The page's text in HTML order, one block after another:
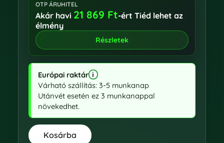
OTP ÁRUHITEL
Akár havi 21 869 Ft-ért Tiéd lehet az
élmény
Részletek
Európai raktár iEU raktár információk megnyitása
Várható szállítás: 3-5 munkanap
Utánvét esetén ez 3 munkanappal
növekedhet.
Kosárba